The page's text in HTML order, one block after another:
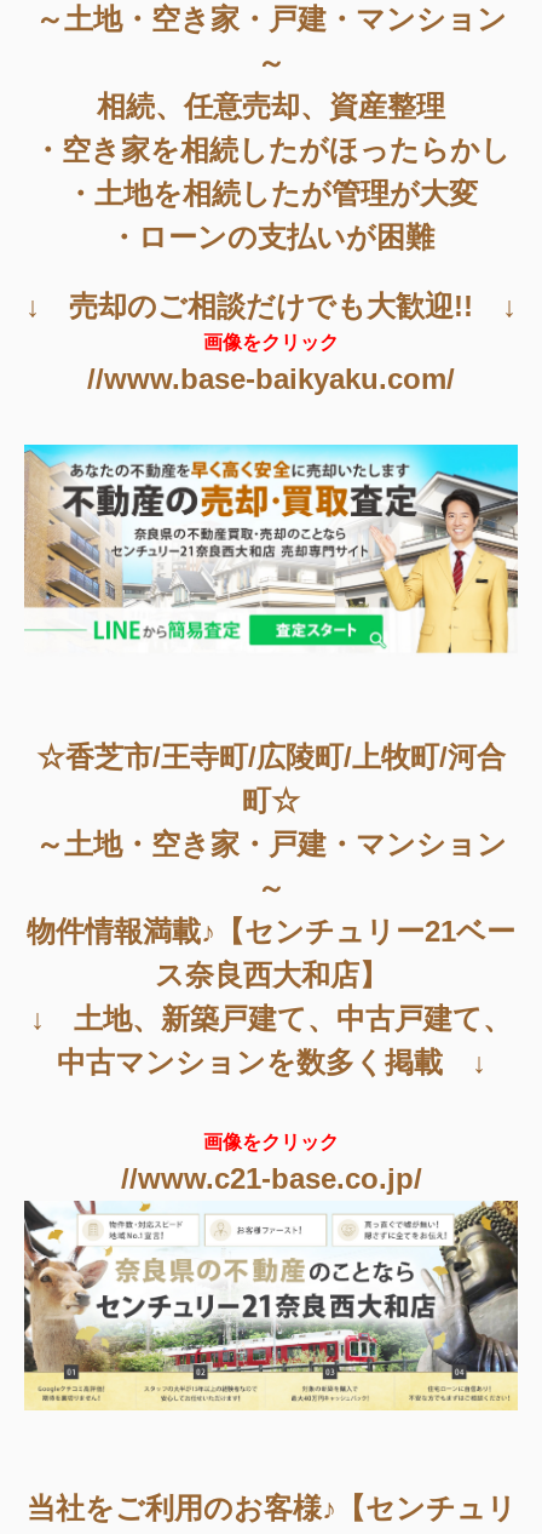
～土地・空き家・戸建・マンション
～
相続、任意売却、資産整理
・空き家を相続したがほったらかし
・土地を相続したが管理が大変
・ローンの支払いが困難
↓ 売却のご相談だけでも大歓迎!! ↓
画像をクリック
//www.base-baikyaku.com/
☆香芝市/王寺町/広陵町/上牧町/河合
町☆
～土地・空き家・戸建・マンション
～
物件情報満載♪【センチュリー21ベー
ス奈良西大和店】
↓ 土地、新築戸建て、中古戸建て、
中古マンションを数多く掲載 ↓
画像をクリック
//www.c21-base.co.jp/
当社をご利用のお客様♪【センチュリ